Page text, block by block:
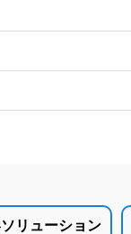
リューション